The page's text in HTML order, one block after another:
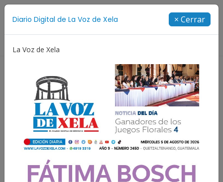
Diario Digital de La Voz de Xela × Cerrar
La Voz de Xela